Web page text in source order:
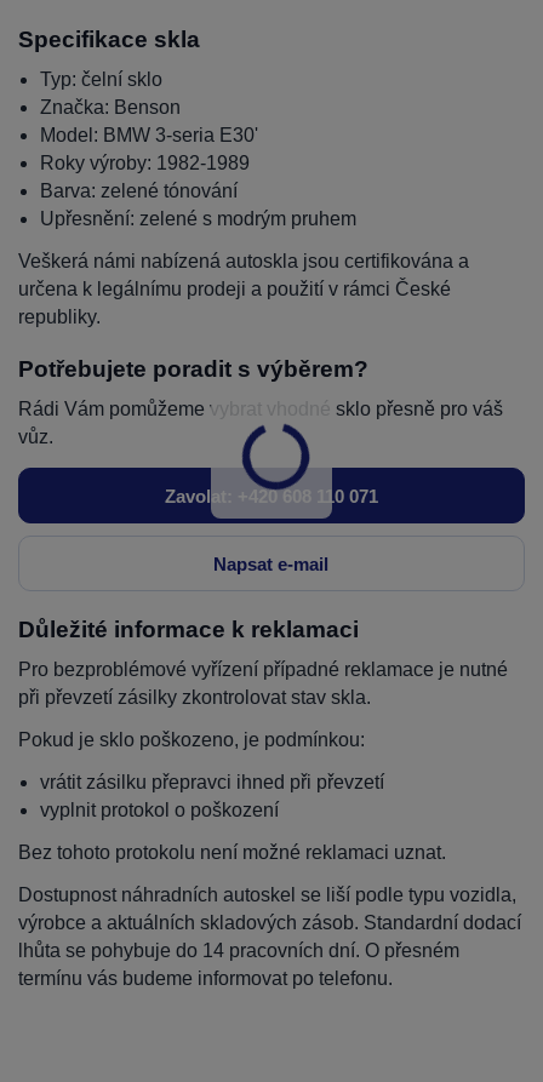
Specifikace skla
Typ: čelní sklo
Značka: Benson
Model: BMW 3-seria E30'
Roky výroby: 1982-1989
Barva: zelené tónování
Upřesnění: zelené s modrým pruhem
Veškerá námi nabízená autoskla jsou certifikována a
určena k legálnímu prodeji a použití v rámci České
republiky.
Potřebujete poradit s výběrem?
Rádi Vám pomůžeme vybrat vhodné sklo přesně pro váš
vůz.
Zavolat: +420 608 110 071
Napsat e-mail
Důležité informace k reklamaci
Pro bezproblémové vyřízení případné reklamace je nutné
při převzetí zásilky zkontrolovat stav skla.
Pokud je sklo poškozeno, je podmínkou:
vrátit zásilku přepravci ihned při převzetí
vyplnit protokol o poškození
Bez tohoto protokolu není možné reklamaci uznat.
Dostupnost náhradních autoskel se liší podle typu vozidla,
výrobce a aktuálních skladových zásob. Standardní dodací
lhůta se pohybuje do 14 pracovních dní. O přesném
termínu vás budeme informovat po telefonu.